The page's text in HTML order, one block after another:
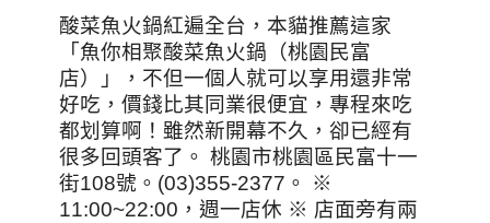
酸菜魚火鍋紅遍全台，本貓推薦這家
「魚你相聚酸菜魚火鍋（桃園民富
店）」，不但一個人就可以享用還非常
好吃，價錢比其同業很便宜，專程來吃
都划算啊！雖然新開幕不久，卻已經有
很多回頭客了。 桃園市桃園區民富十一
街108號。(03)355-2377。 ※
11:00~22:00，週一店休 ※ 店面旁有兩